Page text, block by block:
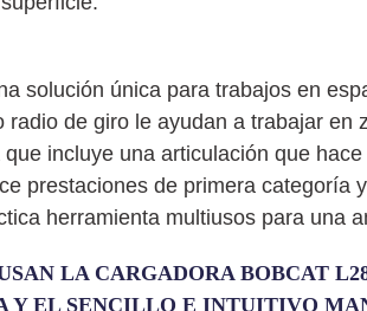
solución única para trabajos en
de giro le ayudan a trabajar en
incluye una articulación que
prestaciones de primera categoría
herramienta multiusos para una
LA CARGADORA BOBCAT
Y EL SENCILLO E INTUITIVO